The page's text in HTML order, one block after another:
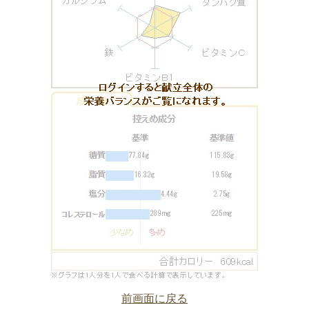
前画面に戻る